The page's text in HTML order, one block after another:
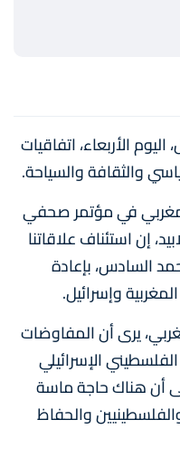
الأربعاء، اتفاقيات
والثقافة والسياحة.
في مؤتمر صحفي
إن استئناف علاقاتنا
السادس، بإعادة
وإسرائيل.
يرى أن المفاوضات
الإسرائيلي
أن هناك حاجة ماسة
والفلسطينيين والحفاظ